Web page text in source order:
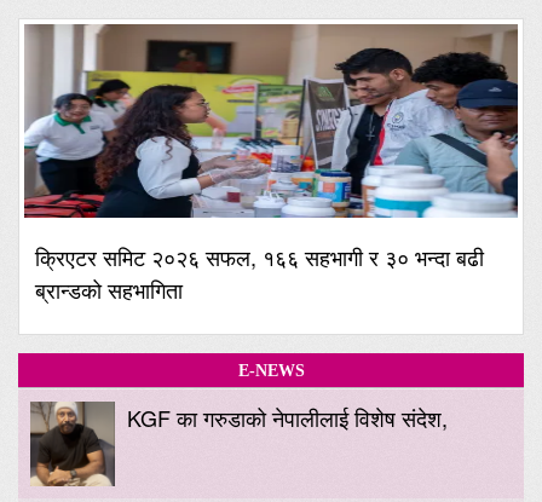
क्रिएटर समिट २०२६ सफल, १६६ सहभागी र ३० भन्दा बढी
ब्रान्डको सहभागिता
E-NEWS
KGF का गरुडाको नेपालीलाई विशेष संदेश,